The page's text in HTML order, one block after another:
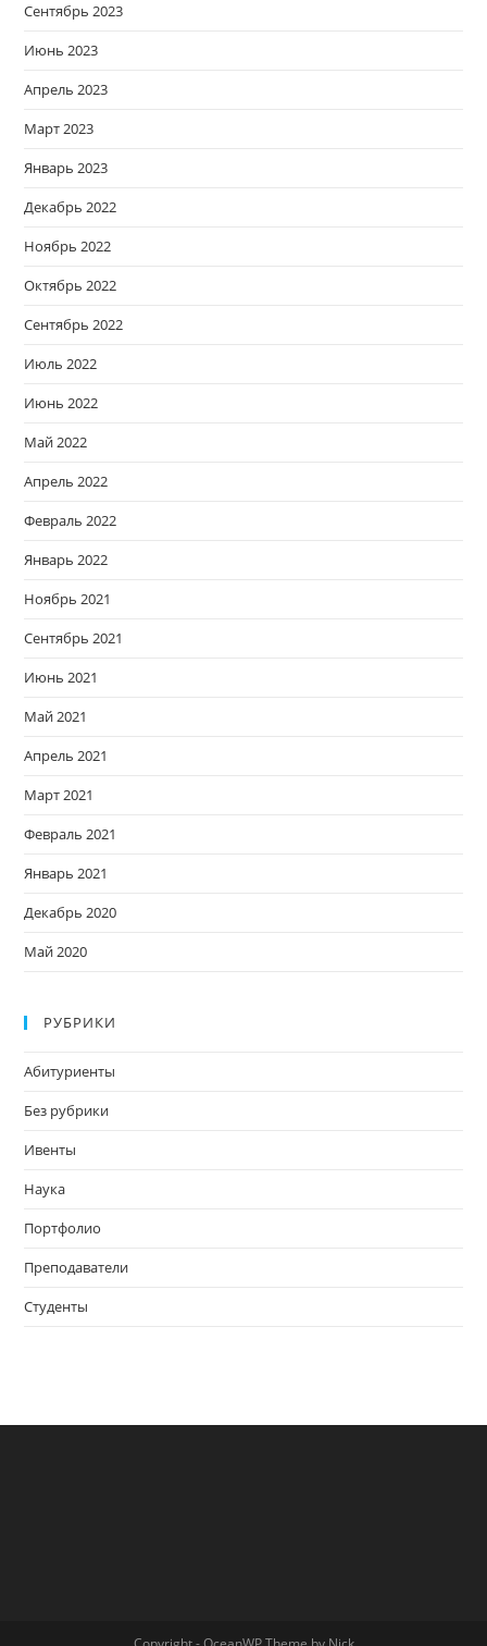
Сентябрь 2023
Июнь 2023
Апрель 2023
Март 2023
Январь 2023
Декабрь 2022
Ноябрь 2022
Октябрь 2022
Сентябрь 2022
Июль 2022
Июнь 2022
Май 2022
Апрель 2022
Февраль 2022
Январь 2022
Ноябрь 2021
Сентябрь 2021
Июнь 2021
Май 2021
Апрель 2021
Март 2021
Февраль 2021
Январь 2021
Декабрь 2020
Май 2020
РУБРИКИ
Абитуриенты
Без рубрики
Ивенты
Наука
Портфолио
Преподаватели
Студенты